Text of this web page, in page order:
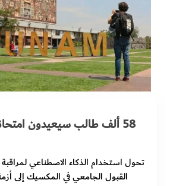
من العالم
الأكثر قراءة
58 ألف طالب سيعيدون
تحول استخدام الذكاء الاصطناعي
القبول الجامعي في المكسيك إلى